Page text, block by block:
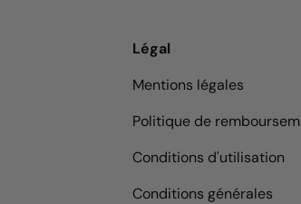
Légal
Mentions légales
Politique de
Conditions d'utilisation
Conditions générales